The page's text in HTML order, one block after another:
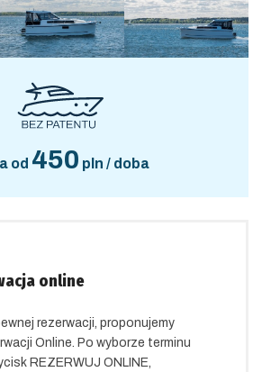
od 450 pln / doba
online
rezerwacji, proponujemy
Online. Po wyborze terminu
REZERWUJ ONLINE,